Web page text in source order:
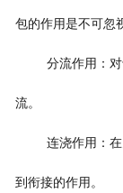
包的作用是不可忽
分流作用：
流。
连浇作用：
到衔接的作用。